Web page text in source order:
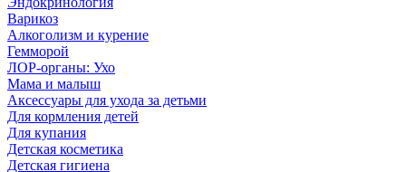
Варикоз
Алкоголизм и курение
Гемморой
ЛОР-органы: Ухо
Мама и малыш
Аксессуары для ухода за детьми
Для кормления детей
Для купания
Детская косметика
Детская гигиена